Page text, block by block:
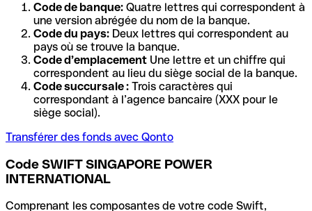
Code de banque: Quatre lettres qui correspondent à
une version abrégée du nom de la banque.
Code du pays: Deux lettres qui correspondent au
pays où se trouve la banque.
Code d’emplacement Une lettre et un chiffre qui
correspondent au lieu du siège social de la banque.
Code succursale : Trois caractères qui
correspondant à l’agence bancaire (XXX pour le
siège social).
Transférer des fonds avec Qonto
Code SWIFT SINGAPORE POWER
INTERNATIONAL
Comprenant les composantes de votre code Swift,